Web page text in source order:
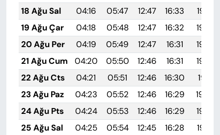
18 Ağu Sal
04:16 05:47 12:47 16:33
19:37
19 Ağu Çar
04:18 05:48 12:47 16:32
19:35
20 Ağu Per
04:19 05:49 12:47 16:31
19:34
21 Ağu Cum
04:20 05:50 12:46 16:31
19:33
22 Ağu Cts
04:21 05:51 12:46 16:30
19:31
23 Ağu Paz
04:23 05:52 12:46 16:29
19:30
24 Ağu Pts
04:24 05:53 12:46 16:29
19:28
25 Ağu Sal
04:25 05:54 12:45 16:28 19:27